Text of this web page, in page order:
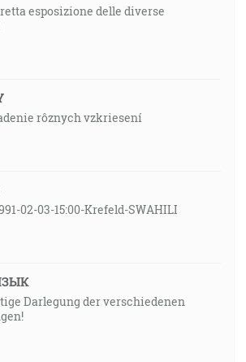
esposizione delle diverse
rôznych vzkriesení
02-03-15:00-Krefeld-SWAHILI
Darlegung der verschiedenen